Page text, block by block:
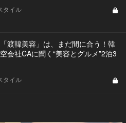
タイル
渡韓美容」は、まだ間に合う！韓
会社CAに聞く“美容とグルメ”2泊3
タイル